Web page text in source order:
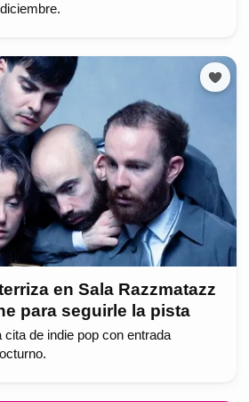
en Sala Razzmatazz
para seguirle la pista
cita de indie pop con entrada